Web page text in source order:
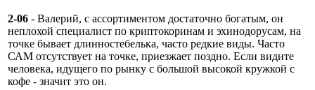
2-06 - Валерий, с ассортиментом достаточно богатым, он
неплохой специалист по криптокоринам и эхинодорусам, на
точке бывает длинностебелька, часто редкие виды. Часто
САМ отсутствует на точке, приезжает поздно. Если видите
человека, идущего по рынку с большой высокой кружкой с
кофе - значит это он.